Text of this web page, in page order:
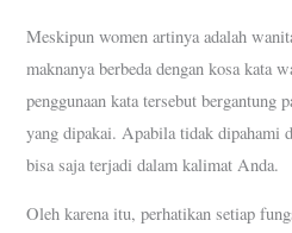
Meskipun women artinya adalah
maknanya berbeda dengan kosa kata
penggunaan kata tersebut bergantung
yang dipakai. Apabila tidak dipahami
bisa saja terjadi dalam kalimat Anda.
Oleh karena itu, perhatikan setiap